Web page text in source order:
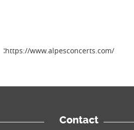
:https://www.alpesconcerts.com/
Contact